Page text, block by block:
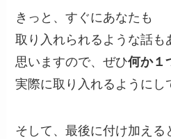
きっと、すぐにあなたも
取り入れられるような話も
思いますので、ぜひ何か１
実際に取り入れるようにし
そして、最後に付け加える